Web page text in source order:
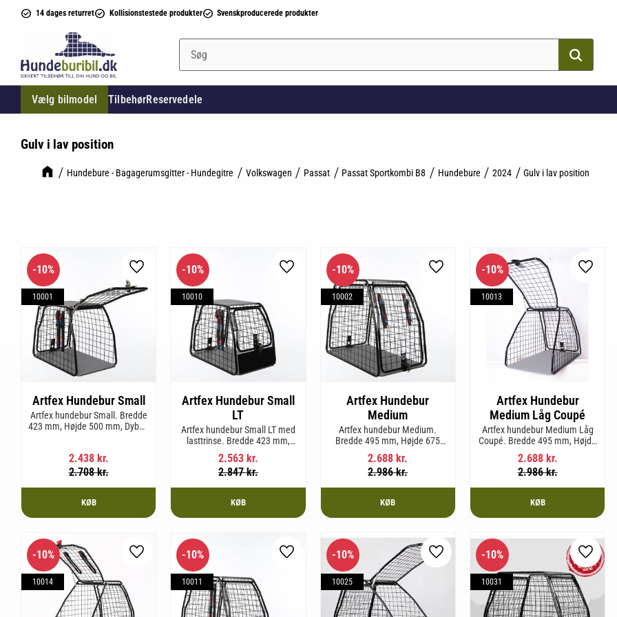
14 dages returret Kollisionstestede produkter Svenskproducerede produkter
Vælg bilmodel TilbehørReservedele
Gulv i lav position
Hundebure - Bagagerumsgitter - Hundegitre Volkswagen Passat Passat Sportkombi B8 Hundebure 2024 Gulv i lav position
Artfex Hundebur Small
Artfex hundebur Small. Bredde
423 mm, Højde 500 mm, Dybde
2.438kr.
2.708kr.
10%
10001
Gem som favorit
KØB
Artfex Hundebur Small
LT
Artfex hundebur Small LT med
lasttrinse. Bredde 423 mm,
Højde 500 mm, Dybde 670 mm
og vægt 12,9 kg.
2.563kr.
2.847kr.
10%
10010
Gem som favorit
KØB
Artfex Hundebur
Medium
Artfex hundebur Medium.
Bredde 495 mm, Højde 675
mm, Dybde 830 mm og vægt
17 kg.
2.688 kr.
2.986kr.
10%
10002
Gem som favorit
KØB
Artfex Hundebur
Medium Låg Coupé
Artfex hundebur Medium Låg
Coupé. Bredde 495 mm, Højde
580 mm, Dybde 830 mm og
vægt 15,2 kg.
2.688kr.
2.986kr.
10%
10013
Gem
KØB
10%
10014
Gem som favorit
10%
10011
Gem som favorit
10%
10025
Gem som favorit
10%
10031
Gem